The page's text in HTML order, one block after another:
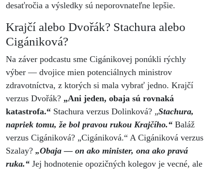
desaťročia a výsledky sú neporovnateľne lepšie.
Krajčí alebo Dvořák? Stachura alebo
Cigániková?
Na záver podcastu sme Cigánikovej ponúkli rýchly
výber — dvojice mien potenciálnych ministrov
zdravotníctva, z ktorých si mala vybrať jedno. Krajčí
verzus Dvořák? „Ani jeden, obaja sú rovnaká
katastrofa.“ Stachura verzus Dolinková? „Stachura,
napriek tomu, že bol pravou rukou Krajčího.“ Baláž
verzus Cigániková? „Cigániková.“ A Cigániková verzus
Szalay? „Obaja — on ako minister, ona ako pravá
ruka.“ Jej hodnotenie opozičných kolegov je vecné, ale